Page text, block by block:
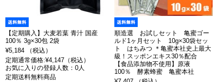
【定期購入】大麦若葉 青汁 国産
100％ 3g×30包 2袋
¥5,184 （税込）
定期通常価格:¥4,147（税込）
お気に入りの登録人数：0人
定期送料無料商品
順造選 お試しセット 亀蜜ゴー
ルド1ヶ月セット 10g×30袋セッ
ト はちみつ ＊亀蜜本社史上最大
級！スッポンエキス30％配合
【食品添加物不使用】原液
100％ 酵素蜂蜜 亀蜜本社